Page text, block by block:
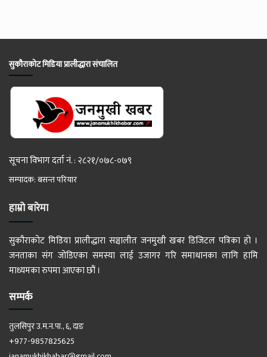
सुकौराकोट मिडिया प्रालीद्धारा संचालित
सूचना विभाग दर्ता नं. : २८२१/०७८-०७९
सम्पादक: बसन्त परियार
हाम्रो बारेमा
सुकौराकोट मिडिया प्रालीद्धारा सञ्चालीत जनमुखी खबर डिजिटल पत्रिका हो ।
जनताका संग जोडिएका समस्या लाई उजागर गरि समाधानका लागि हामि
माध्यमका रुपमा आएका छौं ।
सम्पर्क
तुलसिपुर उ.म.न.पा., ६, दाङ
+977-9857825625